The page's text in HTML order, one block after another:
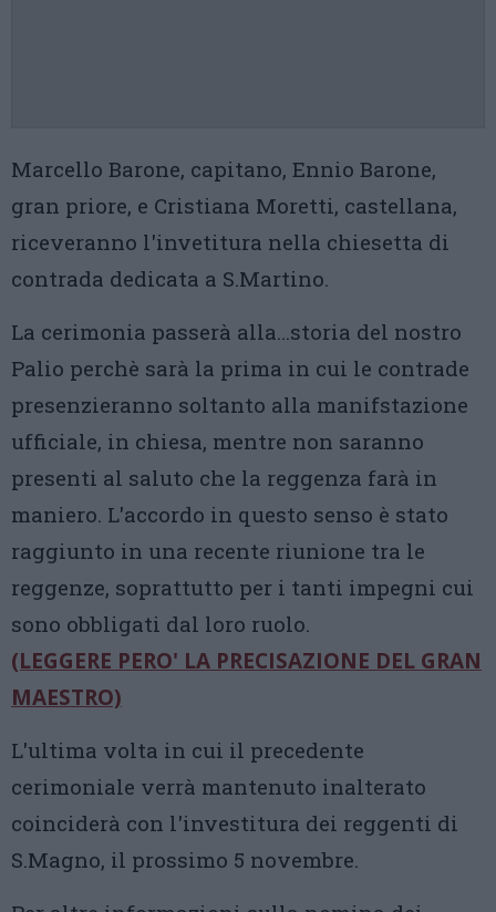
Marcello Barone, capitano, Ennio Barone,
gran priore, e Cristiana Moretti, castellana,
riceveranno l'invetitura nella chiesetta di
contrada dedicata a S.Martino.
La cerimonia passerà alla…storia del nostro
Palio perchè sarà la prima in cui le contrade
presenzieranno soltanto alla manifstazione
ufficiale, in chiesa, mentre non saranno
presenti al saluto che la reggenza farà in
maniero. L'accordo in questo senso è stato
raggiunto in una recente riunione tra le
reggenze, soprattutto per i tanti impegni cui
sono obbligati dal loro ruolo.
(LEGGERE PERO' LA PRECISAZIONE DEL GRAN
MAESTRO)
L'ultima volta in cui il precedente
cerimoniale verrà mantenuto inalterato
coinciderà con l'investitura dei reggenti di
S.Magno, il prossimo 5 novembre.